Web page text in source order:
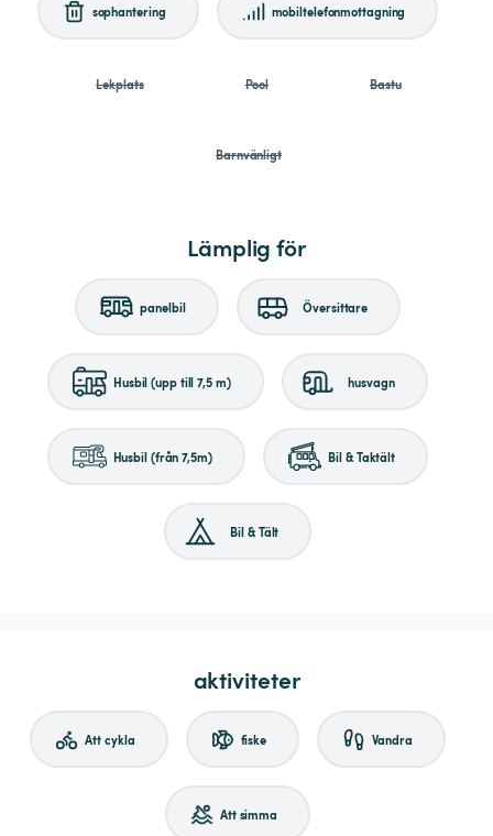
sophantering mobiltelefonmottagning
Lekplats Pool Bastu
Barnvänligt
Lämplig för
panelbil Översittare
Husbil (upp till 7,5 m) husvagn
Husbil (från 7,5m) Bil & Taktält
Bil & Tält
aktiviteter
Att cykla fiske Vandra
Att simma